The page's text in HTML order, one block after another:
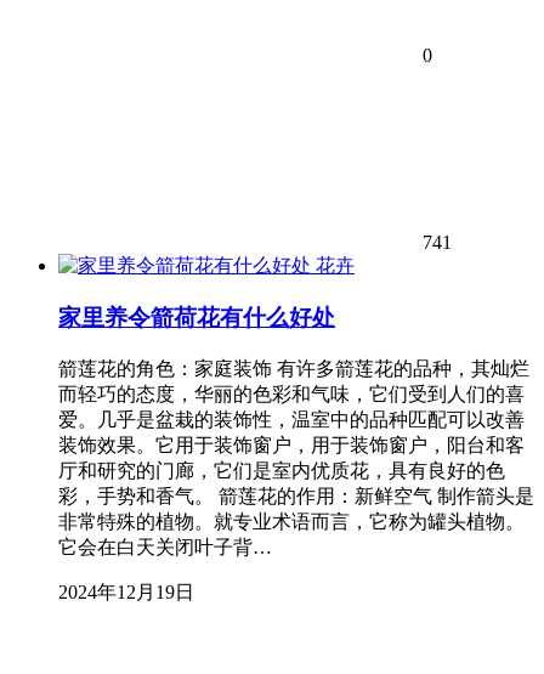
0
741
花卉
家里养令箭荷花有什么好处
箭莲花的角色：家庭装饰 有许多箭莲花的品种，其灿烂
而轻巧的态度，华丽的色彩和气味，它们受到人们的喜
爱。几乎是盆栽的装饰性，温室中的品种匹配可以改善
装饰效果。它用于装饰窗户，用于装饰窗户，阳台和客
厅和研究的门廊，它们是室内优质花，具有良好的色
彩，手势和香气。 箭莲花的作用：新鲜空气 制作箭头是
非常特殊的植物。就专业术语而言，它称为罐头植物。
它会在白天关闭叶子背…
2024年12月19日